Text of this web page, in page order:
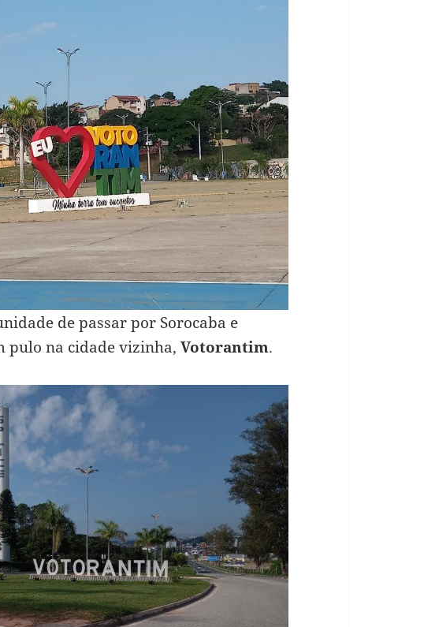
de passar por Sorocaba e
pulo na cidade vizinha, Votorantim.